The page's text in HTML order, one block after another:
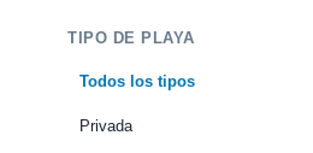
TIPO DE PLAYA
Todos los tipos
Privada